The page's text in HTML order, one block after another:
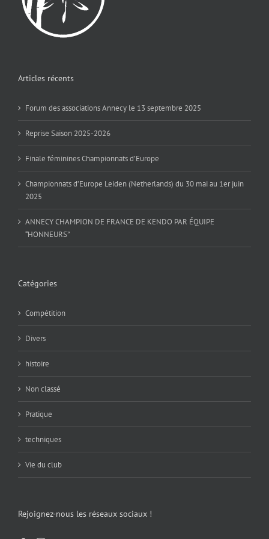
Articles récents
Forum des associations Annecy le 13 septembre 2025
Reprise Saison 2025-2026
Finale féminines Championnats d’Europe
Championnats d’Europe Leiden (Netherlands) du 30 mai au 1er juin
2025
ANNECY CHAMPION DE FRANCE DE KENDO PAR ÉQUIPE
“HONNEURS”
Catégories
Compétition
Divers
histoire
Non classé
Pratique
techniques
Vie du club
Rejoignez-nous les réseaux sociaux !